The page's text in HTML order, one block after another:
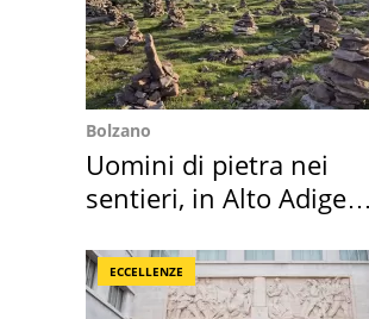
Bolzano
Uomini di pietra nei
sentieri, in Alto Adige
ECCELLENZE